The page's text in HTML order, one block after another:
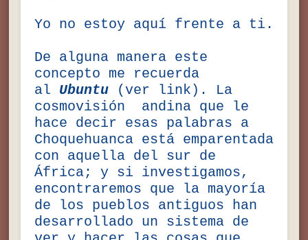
Yo no estoy aquí frente a ti.
De alguna manera este
concepto me recuerda
al Ubuntu
(ver link). La
cosmovisión andina que le
hace decir esas palabras a
Choquehuanca está emparentada
con aquella del sur de
África; y si investigamos,
encontraremos que la mayoría
de los pueblos antiguos han
desarrollado un sistema de